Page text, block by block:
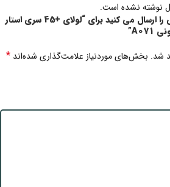
نوشته نشده است.
اولین نفری باشید که دیدگاهی را ارسال می کنید برای “لولای +45 سری استار
شد. بخش‌های موردنیاز علامت‌گذاری شده‌اند *